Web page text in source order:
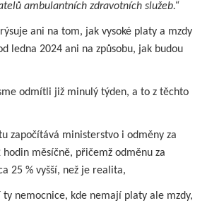
ambulantních zdravotních služeb.“
ani na tom, jak vysoké platy a mzdy
ledna 2024 ani na způsobu, jak budou
odmítli již minulý týden, a to z těchto
započítává ministerstvo i odměny za
hodin měsíčně, přičemž odměnu za
25 % vyšší, než je realita,
ty nemocnice, kde nemají platy ale mzdy,